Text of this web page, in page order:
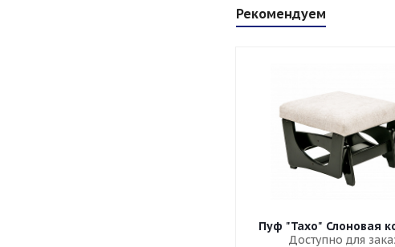
Рекомендуем
Пуф "Тахо" Слоновая
Доступно для